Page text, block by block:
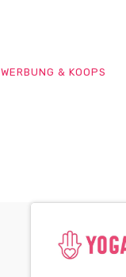
WERBUNG & KOOPS